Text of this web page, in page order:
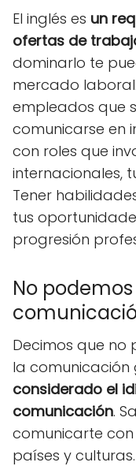
El inglés es un
ofertas de
dominarlo te
mercado
empleados que
comunicarse en
con roles que
internacionales,
Tener
tus
progresión
No
Decimos que
la
considerado el
comunicación.
comunicarte
países y